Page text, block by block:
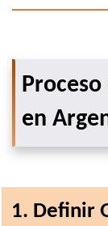
en
1. Definir